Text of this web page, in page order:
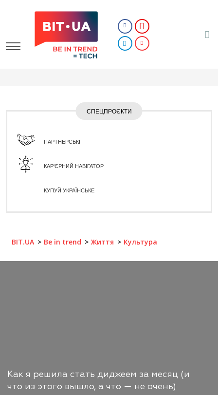
СПЕЦПРОЄКТИ
ПАРТНЕРСЬКІ
КАР'ЄРНИЙ НАВІГАТОР
КУПУЙ УКРАЇНСЬКЕ
BIT.UA Be in trend Життя Культура
Как я решила стать диджеем за месяц (и
что из этого вышло, а что — не очень)